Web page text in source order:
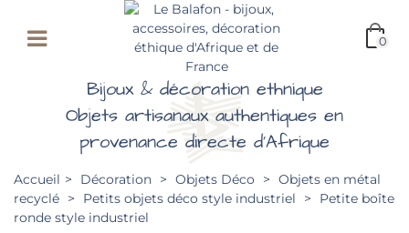
0
Bijoux & décoration ethnique
Objets artisanaux authentiques en
provenance directe d'Afrique
Accueil > Décoration > Objets Déco > Objets en métal
recyclé > Petits objets déco style industriel >
Petite boîte
ronde style industriel